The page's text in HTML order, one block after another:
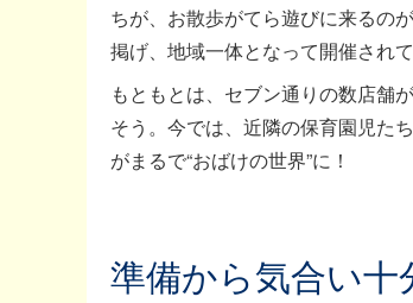
ちが、お散歩がてら遊びに来るの
掲げ、地域一体となって開催されて
もともとは、セブン通りの数店舗
そう。今では、近隣の保育園児た
がまるで“おばけの世界”に！
準備から気合い十